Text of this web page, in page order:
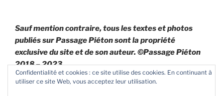
Sauf mention contraire, tous les textes et photos
publiés sur Passage Piéton sont la propriété
exclusive du site et de son auteur. ©Passage Piéton
2018 – 2023
Confidentialité et cookies : ce site utilise des cookies. En continuant à
utiliser ce site Web, vous acceptez leur utilisation.